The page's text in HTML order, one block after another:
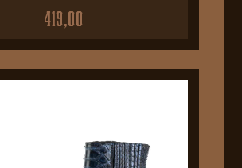
419,00